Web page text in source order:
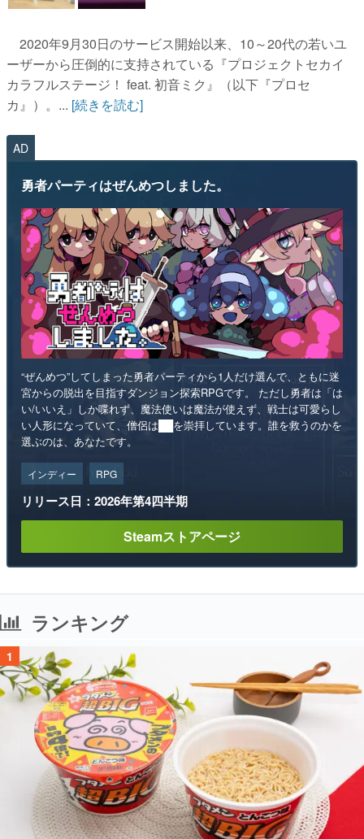
2020年9月30日のサービス開始以来、10～20代の若いユ
ーザーから圧倒的に支持されている『プロジェクトセカイ
カラフルステージ！ feat. 初音ミク』（以下『プロセ
カ』）。... [続きを読む]
AD
勇者パーティはぜんめつしました。
“ぜんめつ”してしまった勇者パーティから1人だけ選んで、ともに迷
宮からの脱出を目指すダンジョン探索RPGです。 ただし勇者は「は
い/いいえ」しか喋れず、魔法使いは魔法が使えず、戦士は可愛らし
い人形になっていて、僧侶は██を崇拝しています。誰を救うのかを
選ぶのは、あなたです。
インディー RPG
リリース日：2026年第4四半期
Steamストアページ
ランキング
1